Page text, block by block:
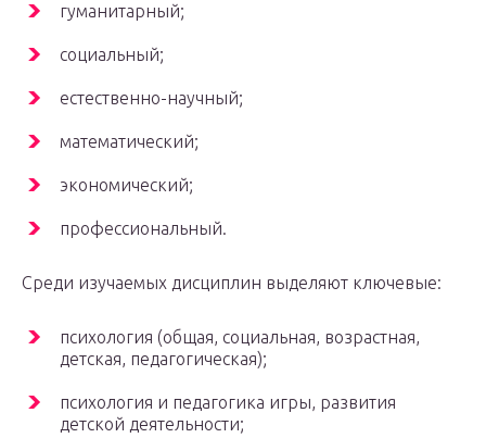
гуманитарный;
социальный;
естественно-научный;
математический;
экономический;
профессиональный.
Среди изучаемых дисциплин выделяют ключевые:
психология (общая, социальная, возрастная,
детская, педагогическая);
психология и педагогика игры, развития
детской деятельности;